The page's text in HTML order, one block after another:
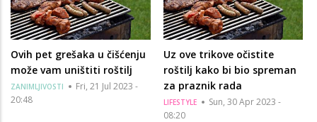
Ovih pet grešaka u čišćenju
može vam uništiti roštilj
ZANIMLJIVOSTI
Fri, 21 Jul 2023 -
20:48
Uz ove trikove očistite
roštilj kako bi bio spreman
za praznik rada
LIFESTYLE
Sun, 30 Apr 2023 -
08:20